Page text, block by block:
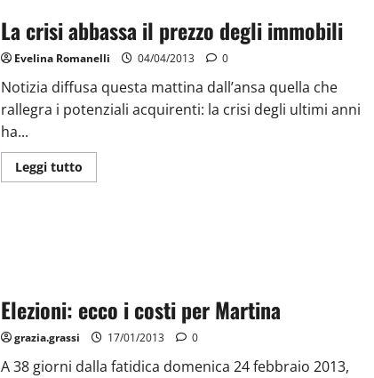
La crisi abbassa il prezzo degli immobili
Evelina Romanelli 04/04/2013 0
Notizia diffusa questa mattina dall’ansa quella che
rallegra i potenziali acquirenti: la crisi degli ultimi anni
ha...
Leggi tutto
Elezioni: ecco i costi per Martina
grazia.grassi 17/01/2013 0
A 38 giorni dalla fatidica domenica 24 febbraio 2013,